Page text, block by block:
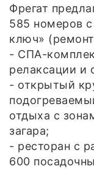
Фрегат
585 номеров
ключ»
- СПА-
релаксации и
- открытый
отдыха с
загара;
- ресторан с
600